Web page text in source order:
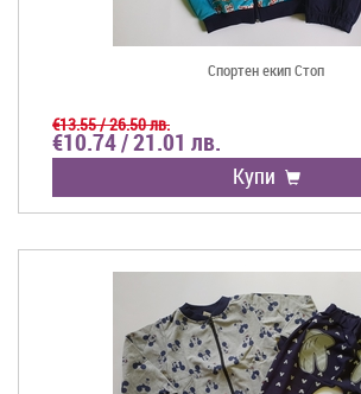
Спортен екип Стоп
€13.55 / 26.50 лв.
€10.74 / 21.01 лв.
Купи